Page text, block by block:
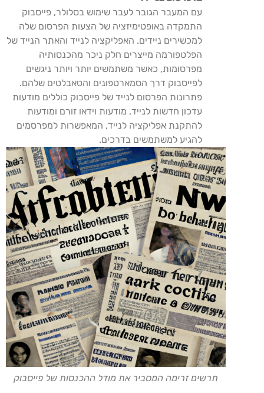
עם המעבר הגובר לעבר שימוש בסלולר, פייסבוק
התמקדה באופטימיזציה של הצעות הפרסום שלה
למכשירים ניידים. האפליקציה לנייד והאתר הנייד של
הפלטפורמה מייצרים חלק ניכר מהכנסותיה
מפרסומות, כאשר משתמשים יותר ויותר ניגשים
לפייסבוק דרך הסמארטפונים והטאבלטים שלהם.
פתרונות הפרסום לנייד של פייסבוק כוללים מודעות
עדכון חדשות לנייד, מודעות וידאו זורם ומודעות
להתקנת אפליקציה לנייד, המאפשרות למפרסמים
להגיע למשתמשים בדרכים.
תרשים זרימה המסביר את מודל ההכנסות של פייסבוק